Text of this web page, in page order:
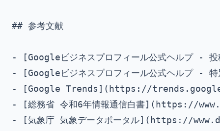
## 参考文献
- [Googleビジネスプロフィール公式ヘル
- [Googleビジネスプロフィール公式ヘル
- [Google Trends](https://
- [総務省 令和6年情報通信白書](https://